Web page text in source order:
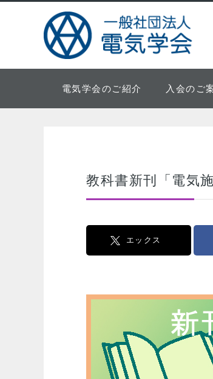
電気学会のご紹介 入会のご
教科書新刊「電気
エックス